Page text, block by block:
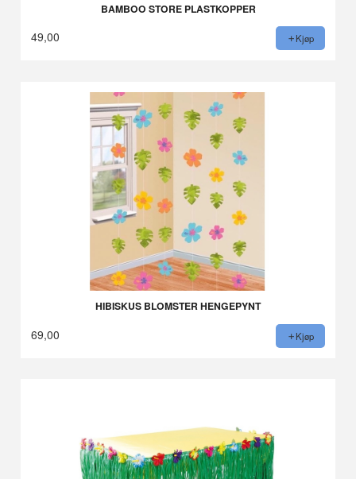
BAMBOO STORE PLASTKOPPER
49,00 Kjøp
HIBISKUS BLOMSTER HENGEPYNT
69,00 Kjøp